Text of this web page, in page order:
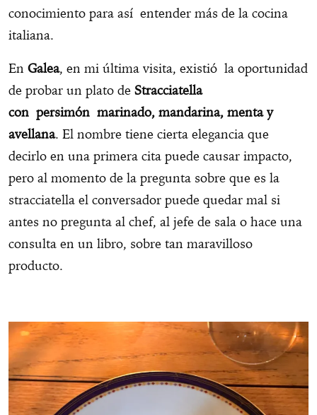
conocimiento para así entender más de la cocina
italiana.
En Galea, en mi última visita, existió la oportunidad
de probar un plato de Stracciatella
con persimón marinado, mandarina, menta y
avellana. El nombre tiene cierta elegancia que
decirlo en una primera cita puede causar impacto,
pero al momento de la pregunta sobre que es la
stracciatella el conversador puede quedar mal si
antes no pregunta al chef, al jefe de sala o hace una
consulta en un libro, sobre tan maravilloso
producto.